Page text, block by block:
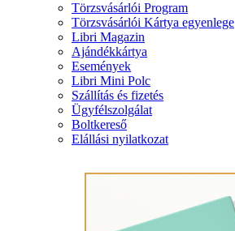
Törzsvásárlói Program
Törzsvásárlói Kártya egyenlege
Libri Magazin
Ajándékkártya
Események
Libri Mini Polc
Szállítás és fizetés
Ügyfélszolgálat
Boltkereső
Elállási nyilatkozat